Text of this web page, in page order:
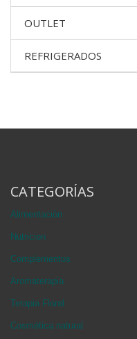
OUTLET
REFRIGERADOS
CATEGORÍAS
Alimentación
Nutricion
Complementos
Aromaterapia
Terapia Floral
Cosmética natural